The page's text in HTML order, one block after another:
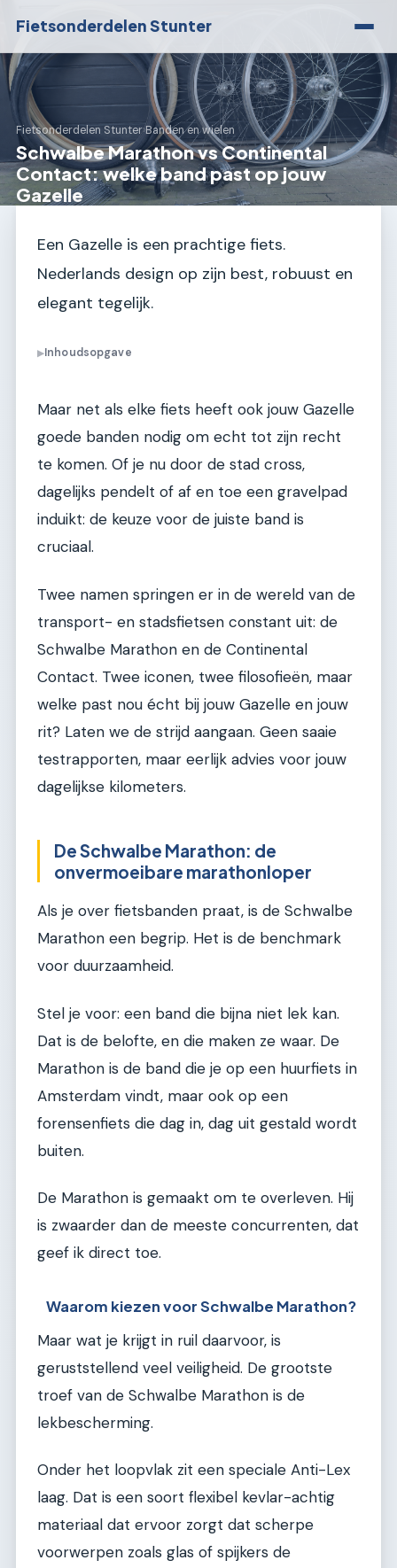
Fietsonderdelen Stunter
Fietsonderdelen Stunter›Banden en wielen
Schwalbe Marathon vs Continental
Contact: welke band past op jouw
Gazelle
Een Gazelle is een prachtige fiets.
Nederlands design op zijn best, robuust en
elegant tegelijk.
▶Inhoudsopgave
Maar net als elke fiets heeft ook jouw Gazelle
goede banden nodig om echt tot zijn recht
te komen. Of je nu door de stad cross,
dagelijks pendelt of af en toe een gravelpad
induikt: de keuze voor de juiste band is
cruciaal.
Twee namen springen er in de wereld van de
transport- en stadsfietsen constant uit: de
Schwalbe Marathon en de Continental
Contact. Twee iconen, twee filosofieën, maar
welke past nou écht bij jouw Gazelle en jouw
rit? Laten we de strijd aangaan. Geen saaie
testrapporten, maar eerlijk advies voor jouw
dagelijkse kilometers.
De Schwalbe Marathon: de
onvermoeibare marathonloper
Als je over fietsbanden praat, is de Schwalbe
Marathon een begrip. Het is de benchmark
voor duurzaamheid.
Stel je voor: een band die bijna niet lek kan.
Dat is de belofte, en die maken ze waar. De
Marathon is de band die je op een huurfiets in
Amsterdam vindt, maar ook op een
forensenfiets die dag in, dag uit gestald wordt
buiten.
De Marathon is gemaakt om te overleven. Hij
is zwaarder dan de meeste concurrenten, dat
geef ik direct toe.
Waarom kiezen voor Schwalbe Marathon?
Maar wat je krijgt in ruil daarvoor, is
geruststellend veel veiligheid. De grootste
troef van de Schwalbe Marathon is de
lekbescherming.
Onder het loopvlak zit een speciale Anti-Lex
laag. Dat is een soort flexibel kevlar-achtig
materiaal dat ervoor zorgt dat scherpe
voorwerpen zoals glas of spijkers de